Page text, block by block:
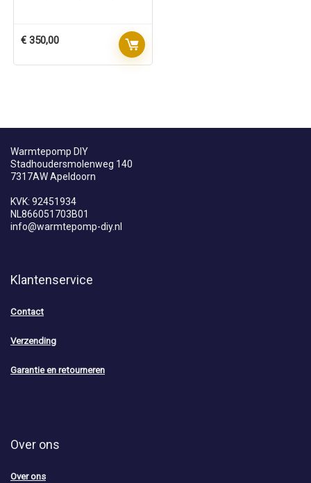
€ 350,00
Warmtepomp DIY
Stadhoudersmolenweg 140
7317AW Apeldoorn
KVK: 92451934
NL866051703B01
info@warmtepomp-diy.nl
Klantenservice
Contact
Verzending
Garantie en retourneren
Over ons
Over ons